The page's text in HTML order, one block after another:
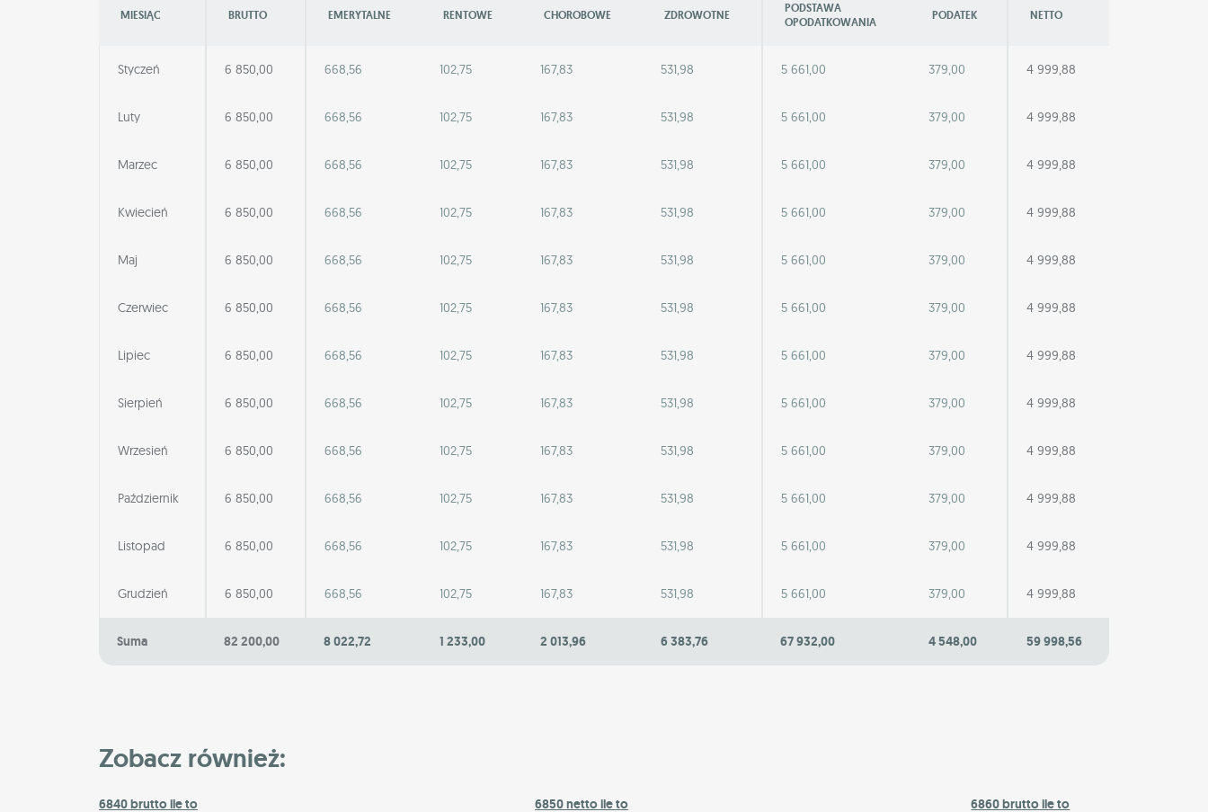
MIESIĄC BRUTTO EMERYTALNE RENTOWE CHOROBOWE ZDROWOTNE
PODSTAWA
OPODATKOWANIA
PODATEK NETTO
Styczeń 6 850,00 668,56 102,75 167,83 531,98 5 661,00 379,00 4 999,88
Luty 6 850,00 668,56 102,75 167,83 531,98 5 661,00 379,00 4 999,88
Marzec 6 850,00 668,56 102,75 167,83 531,98 5 661,00 379,00 4 999,88
Kwiecień 6 850,00 668,56 102,75 167,83 531,98 5 661,00 379,00 4 999,88
Maj 6 850,00 668,56 102,75 167,83 531,98 5 661,00 379,00 4 999,88
Czerwiec 6 850,00 668,56 102,75 167,83 531,98 5 661,00 379,00 4 999,88
Lipiec 6 850,00 668,56 102,75 167,83 531,98 5 661,00 379,00 4 999,88
Sierpień 6 850,00 668,56 102,75 167,83 531,98 5 661,00 379,00 4 999,88
Wrzesień 6 850,00 668,56 102,75 167,83 531,98 5 661,00 379,00 4 999,88
Październik 6 850,00 668,56 102,75 167,83 531,98 5 661,00 379,00 4 999,88
Listopad 6 850,00 668,56 102,75 167,83 531,98 5 661,00 379,00 4 999,88
Grudzień 6 850,00 668,56 102,75 167,83 531,98 5 661,00 379,00 4 999,88
Suma 82 200,00 8 022,72 1 233,00 2 013,96 6 383,76 67 932,00 4 548,00 59 998,56
Zobacz również:
6840 brutto ile to 6850 netto ile to 6860 brutto ile to